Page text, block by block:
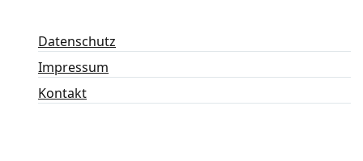
Datenschutz
Impressum
Kontakt